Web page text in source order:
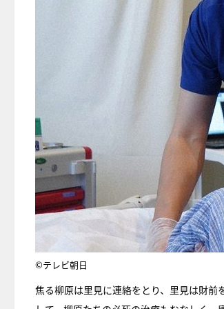
©テレビ朝日
焦る柳原は里見に連絡をとり、里見は財